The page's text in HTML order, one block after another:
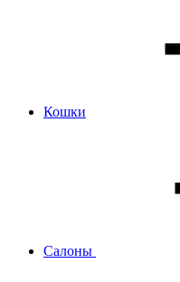
Кошки
Салоны